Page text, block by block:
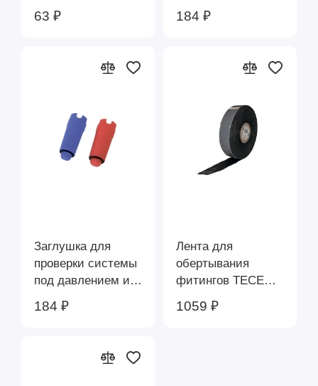
720597
63 ₽
пластика, красная
R 1/2" TECE
184 ₽
Заглушка для
проверки системы
под давлением из
пластика, синяя R
1/2" TECE 720602
184 ₽
Лента для
обертывания
фитингов ТЕСЕ
720579
1059 ₽